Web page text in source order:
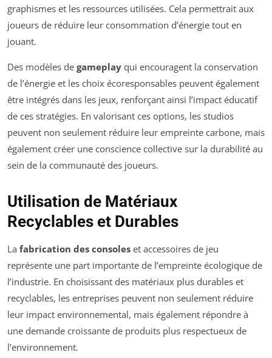
graphismes et les ressources utilisées. Cela permettrait aux
joueurs de réduire leur consommation d’énergie tout en
jouant.
Des modèles de gameplay qui encouragent la conservation
de l’énergie et les choix écoresponsables peuvent également
être intégrés dans les jeux, renforçant ainsi l’impact éducatif
de ces stratégies. En valorisant ces options, les studios
peuvent non seulement réduire leur empreinte carbone, mais
également créer une conscience collective sur la durabilité au
sein de la communauté des joueurs.
Utilisation de Matériaux
Recyclables et Durables
La fabrication des consoles et accessoires de jeu
représente une part importante de l’empreinte écologique de
l’industrie. En choisissant des matériaux plus durables et
recyclables, les entreprises peuvent non seulement réduire
leur impact environnemental, mais également répondre à
une demande croissante de produits plus respectueux de
l’environnement.